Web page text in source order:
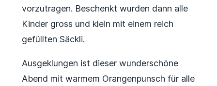
vorzutragen. Beschenkt wurden dann alle
Kinder gross und klein mit einem reich
gefüllten Säckli.
Ausgeklungen ist dieser wunderschöne
Abend mit warmem Orangenpunsch für alle